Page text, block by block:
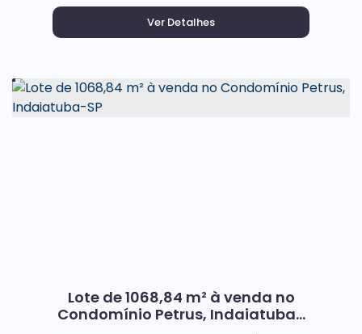
Lote de 1068,84 m² à venda no
Condomínio Petrus, Indaiatuba-